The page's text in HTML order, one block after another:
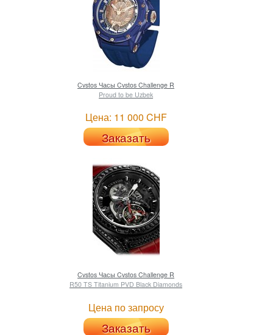
Cvstos Часы Cvstos Challenge R
Proud to be Uzbek
Цена: 11 000 CHF
Заказать
Cvstos Часы Cvstos Challenge R
R50 TS Titanium PVD Black Diamonds
Цена по запросу
Заказать